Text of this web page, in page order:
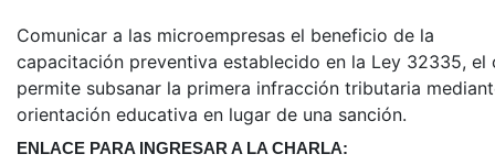
Comunicar a las microempresas el beneficio de la
capacitación preventiva establecido en la Ley 32335, el
permite subsanar la primera infracción tributaria
orientación educativa en lugar de una sanción.
ENLACE PARA INGRESAR A LA CHARLA: